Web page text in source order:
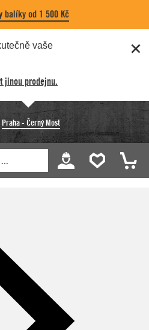
balíky od 1 500 Kč
vaše
jinou prodejnu.
Praha - Černý Most